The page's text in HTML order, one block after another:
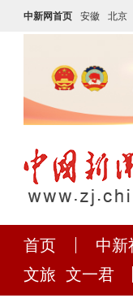
中新网首页 安徽 北京
首页 中新
文旅 文一君